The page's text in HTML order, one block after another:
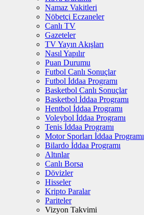
Namaz Vakitleri
Nöbetçi Eczaneler
Canlı TV
Gazeteler
TV Yayın Akışları
Nasıl Yapılır
Puan Durumu
Futbol Canlı Sonuçlar
Futbol İddaa Programı
Basketbol Canlı Sonuçlar
Basketbol İddaa Programı
Hentbol İddaa Programı
Voleybol İddaa Programı
Tenis İddaa Programı
Motor Sporları İddaa Programı
Bilardo İddaa Programı
Altınlar
Canlı Borsa
Dövizler
Hisseler
Kripto Paralar
Pariteler
Vizyon Takvimi